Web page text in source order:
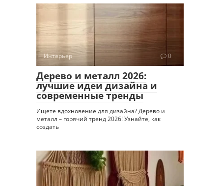
Интерьер 0
Дерево и металл 2026:
лучшие идеи дизайна и
современные тренды
Ищете вдохновение для дизайна? Дерево и
металл – горячий тренд 2026! Узнайте, как
создать